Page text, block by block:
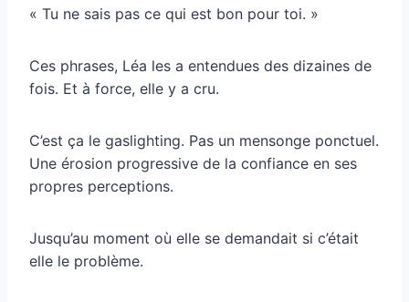
« Tu ne sais pas ce qui est bon pour toi. »
Ces phrases, Léa les a entendues des dizaines de
fois. Et à force, elle y a cru.
C’est ça le gaslighting. Pas un mensonge ponctuel.
Une érosion progressive de la confiance en ses
propres perceptions.
Jusqu’au moment où elle se demandait si c’était
elle le problème.